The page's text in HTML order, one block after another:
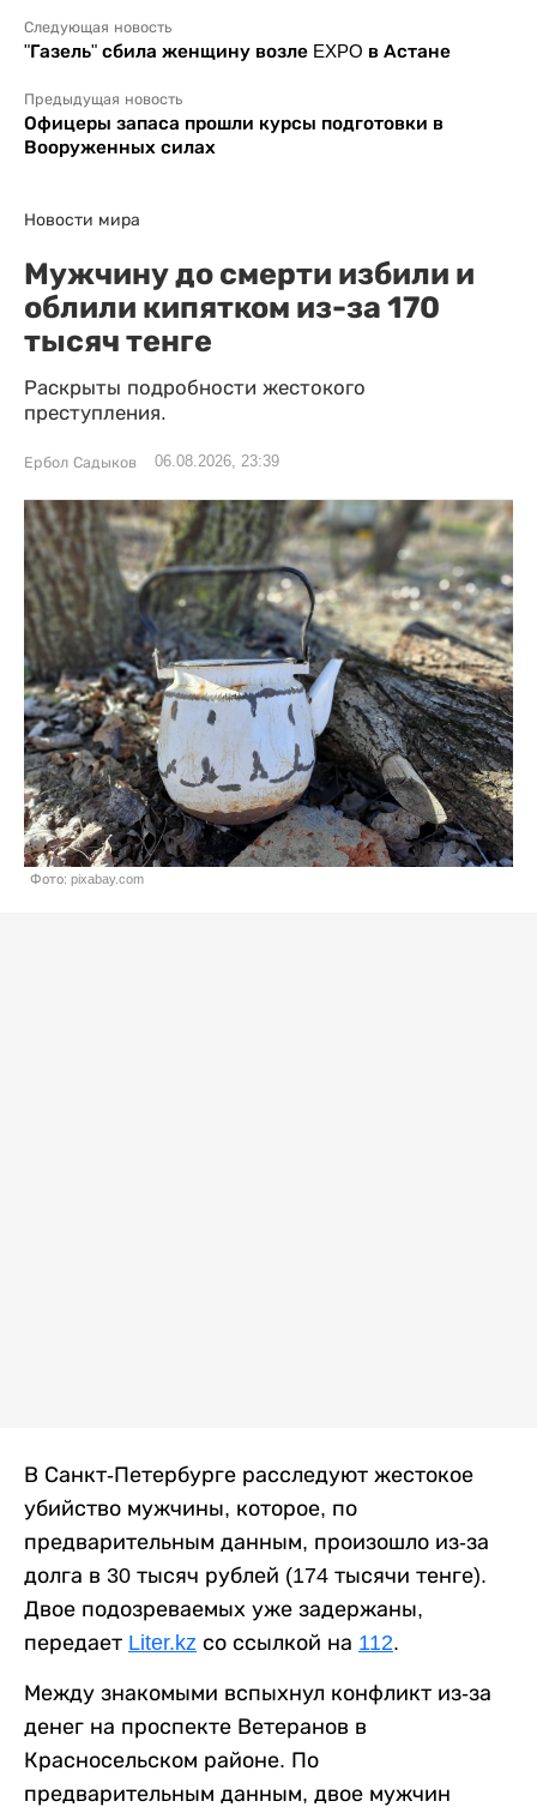
Следующая новость
"Газель" сбила женщину возле EXPO в Астане
Предыдущая новость
Офицеры запаса прошли курсы подготовки в
Вооруженных силах
Новости мира
Мужчину до смерти избили и
облили кипятком из-за 170
тысяч тенге
Раскрыты подробности жестокого
преступления.
Ербол Садыков 06.08.2026, 23:39
Фото: pixabay.com
В Санкт-Петербурге расследуют жестокое
убийство мужчины, которое, по
предварительным данным, произошло из-за
долга в 30 тысяч рублей (174 тысячи тенге).
Двое подозреваемых уже задержаны,
передает Liter.kz со ссылкой на 112.
Между знакомыми вспыхнул конфликт из-за
денег на проспекте Ветеранов в
Красносельском районе. По
предварительным данным, двое мужчин